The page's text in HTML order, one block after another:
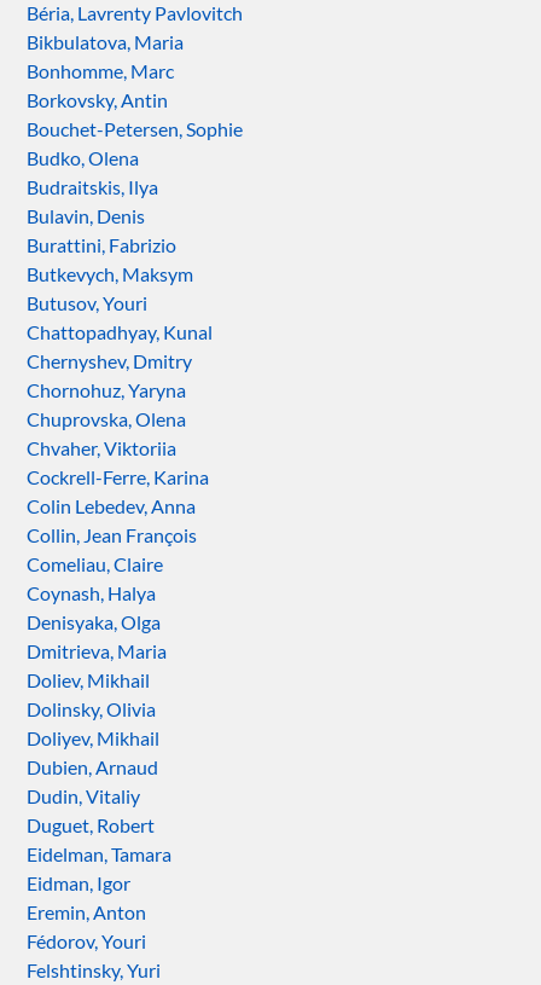
Béria, Lavrenty Pavlovitch
Bikbulatova, Maria
Bonhomme, Marc
Borkovsky, Antin
Bouchet-Petersen, Sophie
Budko, Olena
Budraitskis, Ilya
Bulavin, Denis
Burattini, Fabrizio
Butkevych, Maksym
Butusov, Youri
Chattopadhyay, Kunal
Chernyshev, Dmitry
Chornohuz, Yaryna
Chuprovska, Olena
Chvaher, Viktoriia
Cockrell-Ferre, Karina
Colin Lebedev, Anna
Collin, Jean François
Comeliau, Claire
Coynash, Halya
Denisyaka, Olga
Dmitrieva, Maria
Doliev, Mikhail
Dolinsky, Olivia
Doliyev, Mikhail
Dubien, Arnaud
Dudin, Vitaliy
Duguet, Robert
Eidelman, Tamara
Eidman, Igor
Eremin, Anton
Fédorov, Youri
Felshtinsky, Yuri